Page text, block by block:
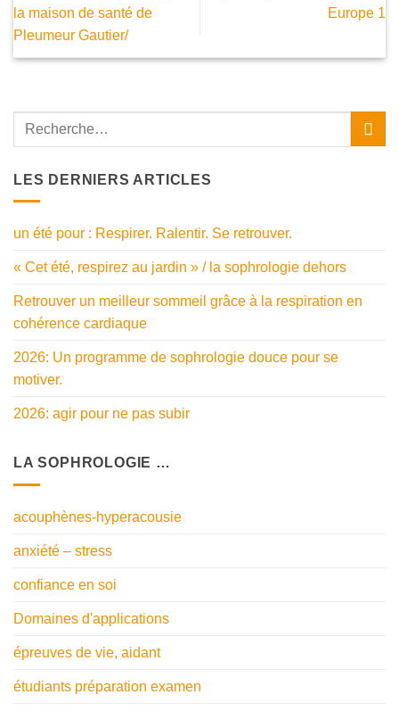
la maison de santé de
Pleumeur Gautier/
Europe 1
LES DERNIERS ARTICLES
un été pour : Respirer. Ralentir. Se retrouver.
« Cet été, respirez au jardin » / la sophrologie dehors
Retrouver un meilleur sommeil grâce à la respiration en
cohérence cardiaque
2026: Un programme de sophrologie douce pour se
motiver.
2026: agir pour ne pas subir
LA SOPHROLOGIE …
acouphènes-hyperacousie
anxiété – stress
confiance en soi
Domaines d'applications
épreuves de vie, aidant
étudiants préparation examen